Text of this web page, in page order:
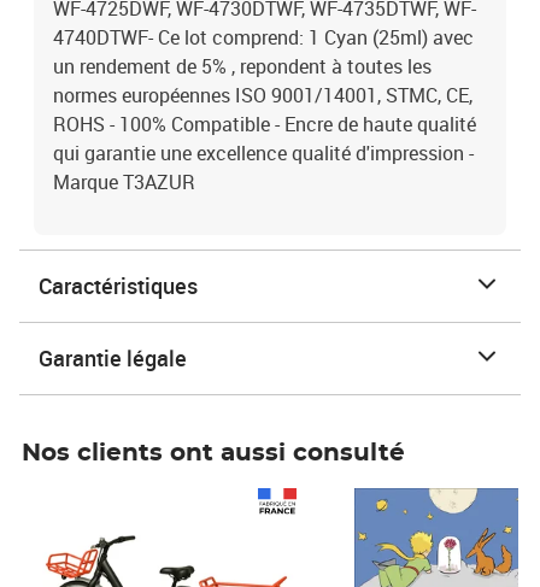
WF-4725DWF, WF-4730DTWF, WF-4735DTWF, WF-
4740DTWF- Ce lot comprend: 1 Cyan (25ml) avec
un rendement de 5% , repondent à toutes les
normes européennes ISO 9001/14001, STMC, CE,
ROHS - 100% Compatible - Encre de haute qualité
qui garantie une excellence qualité d'impression -
Marque T3AZUR
Caractéristiques
Garantie légale
Nos clients ont aussi consulté
Prix 6,25€ HT